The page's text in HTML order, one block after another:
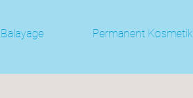
Balayage Permanent Kosmetik